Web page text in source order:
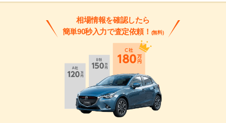
相場情報を確認したら
簡単90秒入力で査定依頼！ (無料)